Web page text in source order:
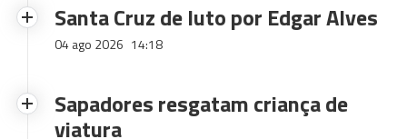
Santa Cruz de luto por Edgar Alves
04 ago 2026 14:18
Sapadores resgatam criança de
viatura